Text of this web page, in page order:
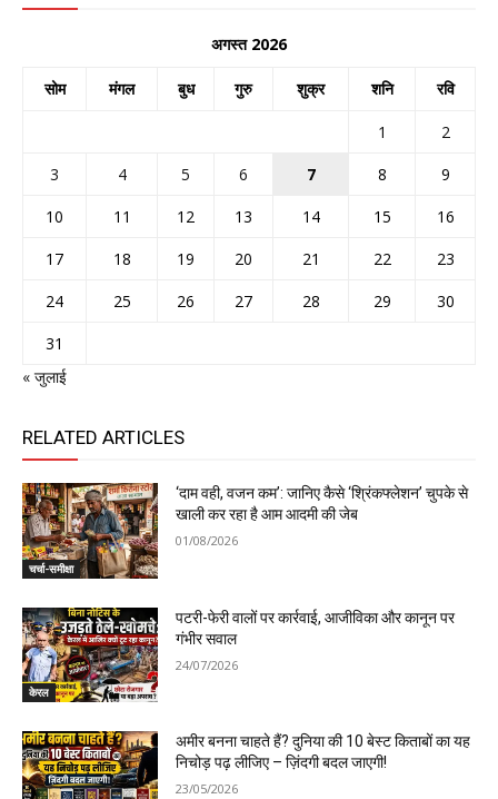
अगस्त 2026
सोम मंगल बुध गुरु शुक्र शनि रवि
1
2
3
4 5 6 7 8
9
10
11 12 13 14 15
16
17
18 19 20 21 22
23
24
25 26 27 28 29
30
31
« जुलाई
RELATED ARTICLES
चर्चा-समीक्षा
‘दाम वही, वजन कम’: जानिए कैसे ‘श्रिंकफ्लेशन’ चुपके से
खाली कर रहा है आम आदमी की जेब
01/08/2026
केरल
पटरी-फेरी वालों पर कार्रवाई, आजीविका और कानून पर
गंभीर सवाल
24/07/2026
अमीर बनना चाहते हैं? दुनिया की 10 बेस्ट किताबों का यह
निचोड़ पढ़ लीजिए – ज़िंदगी बदल जाएगी!
23/05/2026